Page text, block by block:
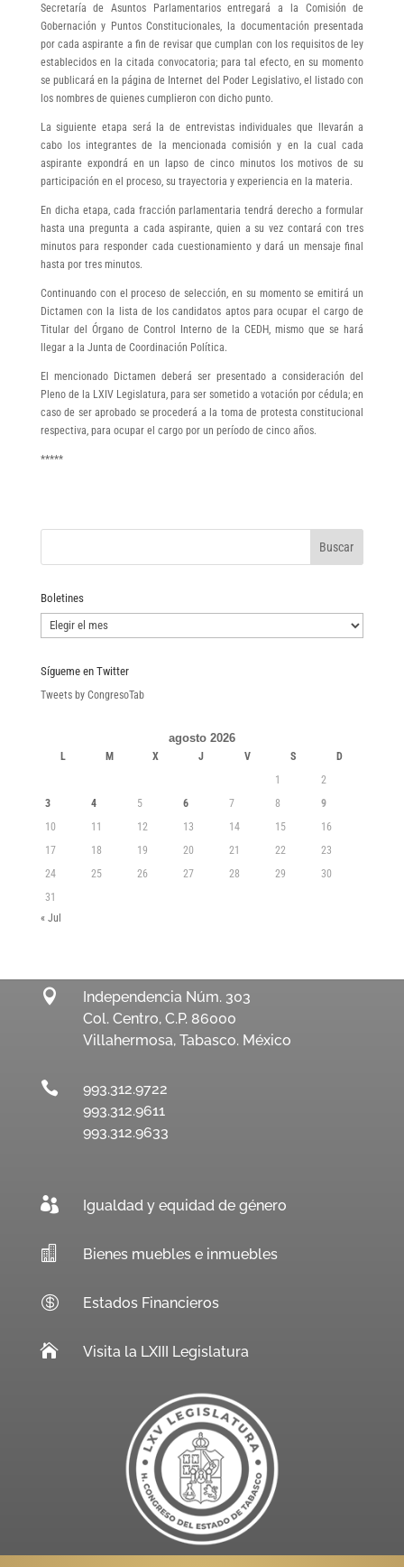
Secretaría de Asuntos Parlamentarios entregará a la Comisión de
Gobernación y Puntos Constitucionales, la documentación presentada
por cada aspirante a fin de revisar que cumplan con los requisitos de ley
establecidos en la citada convocatoria; para tal efecto, en su momento
se publicará en la página de Internet del Poder Legislativo, el listado con
los nombres de quienes cumplieron con dicho punto.
La siguiente etapa será la de entrevistas individuales que llevarán a
cabo los integrantes de la mencionada comisión y en la cual cada
aspirante expondrá en un lapso de cinco minutos los motivos de su
participación en el proceso, su trayectoria y experiencia en la materia.
En dicha etapa, cada fracción parlamentaria tendrá derecho a formular
hasta una pregunta a cada aspirante, quien a su vez contará con tres
minutos para responder cada cuestionamiento y dará un mensaje final
hasta por tres minutos.
Continuando con el proceso de selección, en su momento se emitirá un
Dictamen con la lista de los candidatos aptos para ocupar el cargo de
Titular del Órgano de Control Interno de la CEDH, mismo que se hará
llegar a la Junta de Coordinación Política.
El mencionado Dictamen deberá ser presentado a consideración del
Pleno de la LXIV Legislatura, para ser sometido a votación por cédula; en
caso de ser aprobado se procederá a la toma de protesta constitucional
respectiva, para ocupar el cargo por un período de cinco años.
*****
Boletines
Boletines
Sígueme en Twitter
Tweets by CongresoTab
agosto 2026
L M X J V S
D
1
2
3
4 5 6 7 8
9
10
11 12 13 14 15
16
17
18 19 20 21 22
23
24
25 26 27 28 29
30
31
« Jul

Independencia Núm. 303
Col. Centro, C.P. 86000
Villahermosa, Tabasco. México

993.312.9722
993.312.9611
993.312.9633
 Igualdad y equidad de género
 Bienes muebles e inmuebles
 Estados Financieros
 Visita la LXIII Legislatura